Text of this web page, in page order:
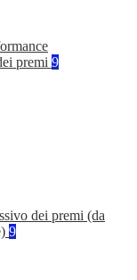
premi 9
dei premi (da
9